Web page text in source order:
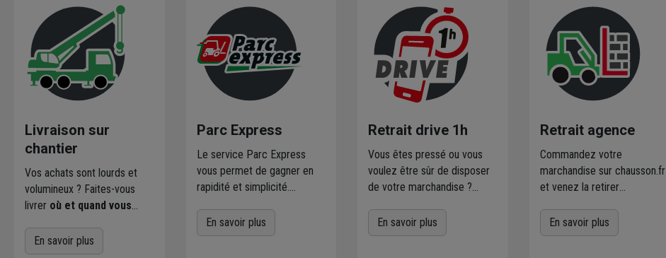
Livraison sur
chantier
Vos achats sont lourds et
volumineux ? Faites-vous
livrer où et quand vous
qui effectue la livraison vous
contacte pour fixer le
En savoir plus
Parc Express
Le service Parc Express
vous permet de gagner en
rapidité et simplicité.
directement sur le parc par
nos magasiniers pour vos
En savoir plus
Retrait drive 1h
Vous êtes pressé ou vous
voulez être sûr de disposer
de votre marchandise ?
produits disponibles dans
votre agence sur
En savoir plus
Retrait agence
Commandez votre
marchandise sur chausson.fr
et venez la retirer
l'agence Chausson à
proximitéde chez vous.
En savoir plus